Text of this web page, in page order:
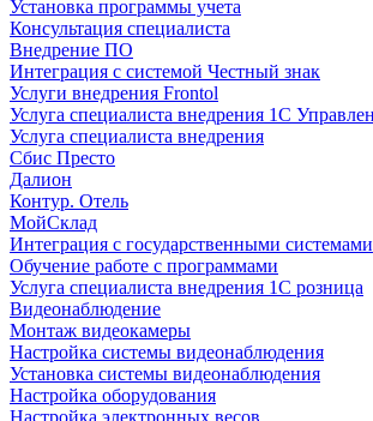
Установка программы учета
Консультация специалиста
Внедрение ПО
Интеграция с системой Честный знак
Услуги внедрения Frontol
Услуга специалиста внедрения 1С
Услуга специалиста внедрения
Сбис Престо
Далион
Контур. Отель
МойСклад
Интеграция с государственными системами
Обучение работе с программами
Услуга специалиста внедрения 1С розница
Видеонаблюдение
Монтаж видеокамеры
Настройка системы видеонаблюдения
Установка системы видеонаблюдения
Настройка оборудования
Настройка электронных весов